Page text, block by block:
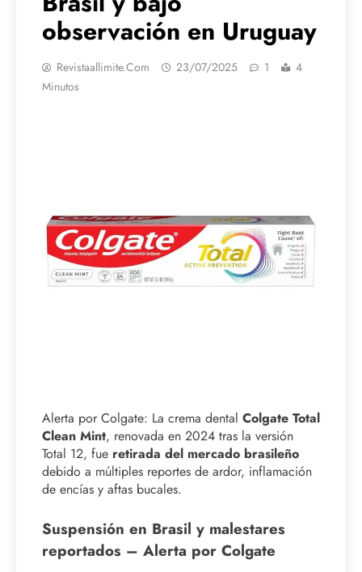
observación en Uruguay
Revistaallimite.com 23/07/2025 1
4
Minutos
Alerta por Colgate: La crema dental Colgate Total
Clean Mint, renovada en 2024 tras la versión
Total 12, fue retirada del mercado brasileño
debido a múltiples reportes de ardor, inflamación
de encías y aftas bucales.
Suspensión en Brasil y malestares
reportados – Alerta por Colgate